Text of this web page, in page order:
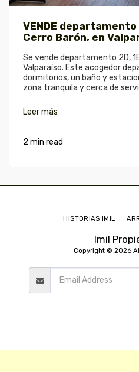
VENDE departamento
Cerro Barón, en
Se vende departamento 2D,
Valparaíso. Este acogedor
dormitorios, un baño y
zona tranquila y cerca de
Leer más
2 min read
Imil
Copyright © 2026
HISTORIAS IMIL